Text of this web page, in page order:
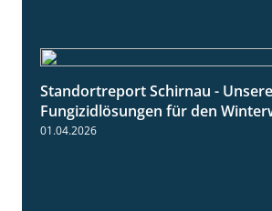
Standortreport Schirnau - Unsere
Fungizidlösungen für den
01.04.2026